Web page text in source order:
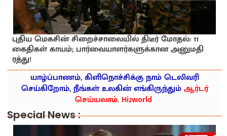
புதிய மெகசின் சிறைச்சாலையில் திடீர் மோதல்: 11
கைதிகள் காயம்; பார்வையாளர்களுக்கான அனுமதி
ரத்து!
யாழ்ப்பாணம், கிளிநொச்சிக்கு நாம் டெலிவரி
செய்கிறோம், நீங்கள் உலகின் எங்கிருந்தும்ஆர்டர்
செய்யலாம். Hi2world
Special News :